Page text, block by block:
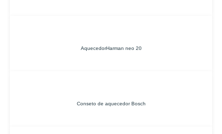
AquecedorHarman neo 20
Conseto de aquecedor Bosch